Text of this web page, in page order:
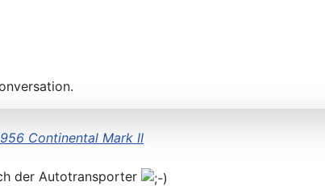
Continental Mark II
der Autotransporter